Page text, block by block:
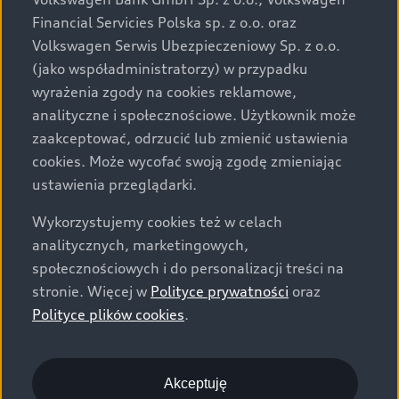
za dopłatą. Wiążące ustalenie ceny, wyposażenia i
specyfikacji pojazdu następują w umowie sprzedaży, a
określenie parametrów technicznych zawiera
świadectwo homologacji typu pojazdu. Zastrzegamy
sobie prawo do zmian i pomyłek. Wszelkie informacje
prezentowane na stronie są aktualne na dzień ich
zamieszczania. W celu uzyskania najnowszych
informacji prosimy kontaktować się z Partnerem Marki
Audi.
Wszystkie produkowane obecnie samochody marki Audi
są wykonywane z materiałów spełniających pod
względem możliwości odzysku i recyklingu wymagania
określone w normie ISO 22628 i są zgodne z
europejskimi świadectwami homologacji wydanymi wg
o.o. podlega obowiązkowi zapewnienia wszystkim
użytkownikom samochodów marki Volkswagen sieci
Financial Servicies Polska sp. z o.o. oraz
Volkswagen Serwis Ubezpieczeniowy Sp. z o.o.
(jako współadministratorzy) w przypadku
wyrażenia zgody na cookies reklamowe,
analityczne i społecznościowe. Użytkownik może
zaakceptować, odrzucić lub zmienić ustawienia
cookies. Może wycofać swoją zgodę zmieniając
ustawienia przeglądarki.
Wykorzystujemy cookies też w celach
analitycznych, marketingowych,
społecznościowych i do personalizacji treści na
stronie. Więcej w Polityce prywatności oraz
Polityce plików cookies.
Akceptuję